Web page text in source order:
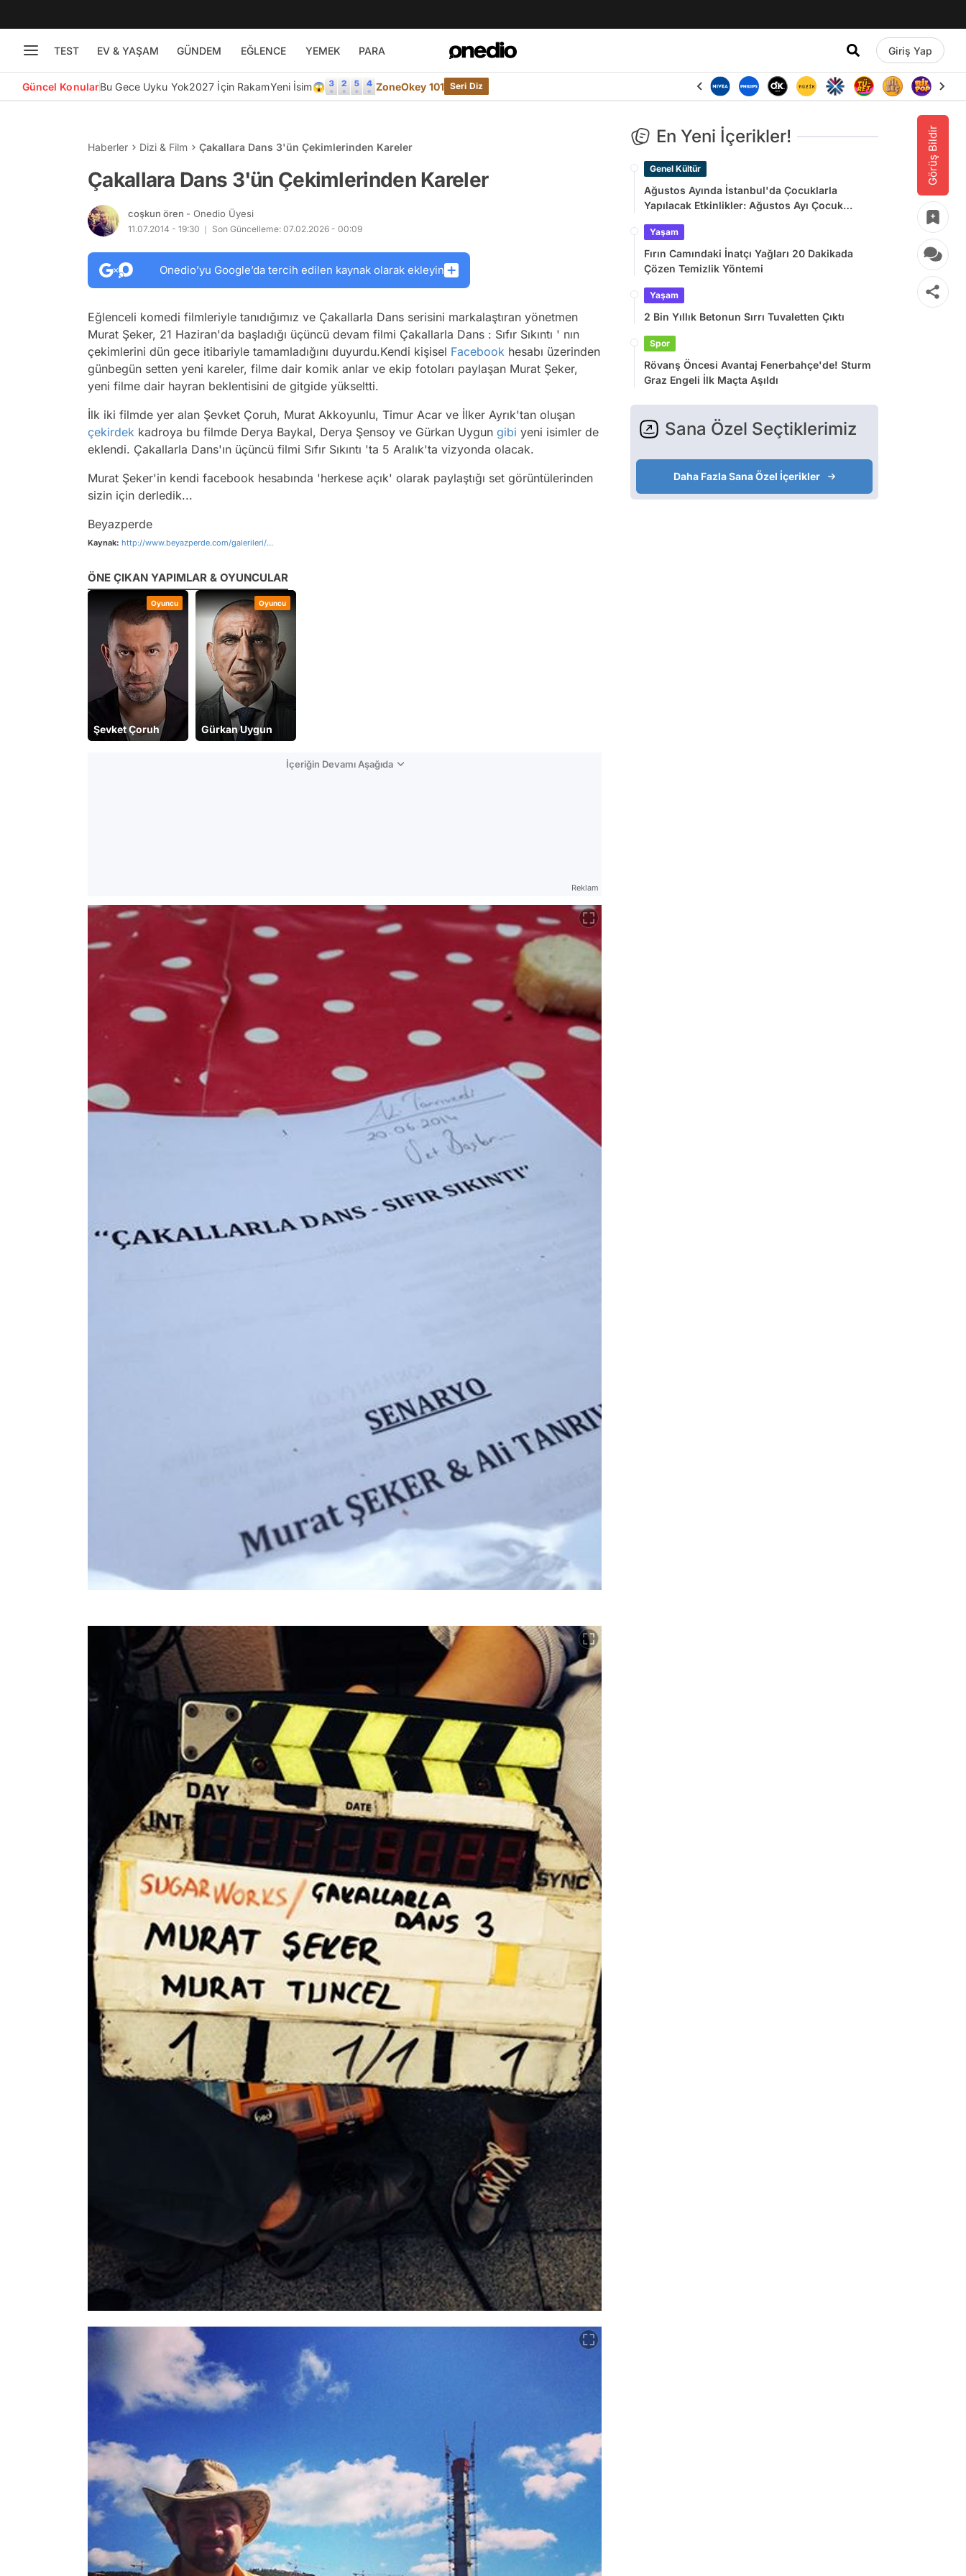
TEST EV & YAŞAM GÜNDEM EĞLENCE YEMEK PARA Giriş Yap
Güncel KonularBu Gece Uyku Yok2027 İçin RakamYeni İsim😱 ZoneOkey 101 Seri Diz
Görüş Bildir
Haberler Dizi & Film Çakallara Dans 3'ün Çekimlerinden Kareler
Çakallara Dans 3'ün Çekimlerinden Kareler
coşkun ören - Onedio Üyesi
11.07.2014 - 19:30 Son Güncelleme: 07.02.2026 - 00:09
Onedio’yu Google’da tercih edilen kaynak olarak ekleyin
Eğlenceli komedi filmleriyle tanıdığımız ve Çakallarla Dans serisini markalaştıran yönetmen
Murat Şeker, 21 Haziran'da başladığı üçüncü devam filmi Çakallarla Dans : Sıfır Sıkıntı ' nın
çekimlerini dün gece itibariyle tamamladığını duyurdu.Kendi kişisel Facebook hesabı üzerinden
günbegün setten yeni kareler, filme dair komik anlar ve ekip fotoları paylaşan Murat Şeker,
yeni filme dair hayran beklentisini de gitgide yükseltti.
İlk iki filmde yer alan Şevket Çoruh, Murat Akkoyunlu, Timur Acar ve İlker Ayrık'tan oluşan
çekirdek kadroya bu filmde Derya Baykal, Derya Şensoy ve Gürkan Uygun gibi yeni isimler de
eklendi. Çakallarla Dans'ın üçüncü filmi Sıfır Sıkıntı 'ta 5 Aralık'ta vizyonda olacak.
Murat Şeker'in kendi facebook hesabında 'herkese açık' olarak paylaştığı set görüntülerinden
sizin için derledik...
Beyazperde
Kaynak: http://www.beyazperde.com/galerileri/...
ÖNE ÇIKAN YAPIMLAR & OYUNCULAR
Oyuncu
Şevket Çoruh
Oyuncu
Gürkan Uygun
İçeriğin Devamı Aşağıda
Reklam
En Yeni İçerikler!
Genel Kültür
Ağustos Ayında İstanbul'da Çocuklarla
Yapılacak Etkinlikler: Ağustos Ayı Çocuk
Yaşam
Fırın Camındaki İnatçı Yağları 20 Dakikada
Çözen Temizlik Yöntemi
Yaşam
2 Bin Yıllık Betonun Sırrı Tuvaletten Çıktı
Spor
Rövanş Öncesi Avantaj Fenerbahçe'de! Sturm
Graz Engeli İlk Maçta Aşıldı
Sana Özel Seçtiklerimiz
Daha Fazla Sana Özel İçerikler